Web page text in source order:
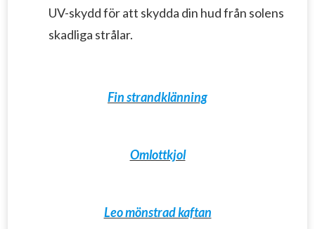
UV-skydd för att skydda din hud från solens
skadliga strålar.
Fin strandklänning
Omlottkjol
Leo mönstrad kaftan